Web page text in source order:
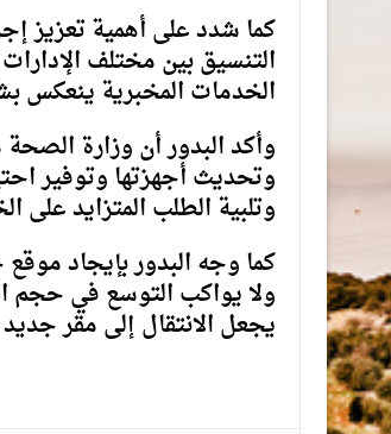
كما شدد على أهمية تعزيز
التنسيق بين مختلف
الخدمات المخبرية ينعكس
وأكد البدور أن وزارة
وتحديث أجهزتها وتوفير
وتلبية الطلب المتزايد على
كما وجه البدور بإيجاد موقع
ولا يواكب التوسع في حجم
يجعل الانتقال إلى مقر